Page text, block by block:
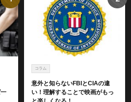
コラム
意外と知らないFBIとCIAの違
い！理解することで映画がもっ